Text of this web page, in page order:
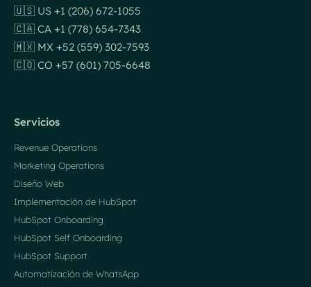
🇺🇸 US +1 (206) 672-1055
🇨🇦 CA +1 (778) 654-7343
🇲🇽 MX +52 (559) 302-7593
🇨🇴 CO +57 (601) 705-6648
Servicios
Revenue Operations
Marketing Operations
Diseño Web
Implementación de HubSpot
HubSpot Onboarding
HubSpot Self Onboarding
HubSpot Support
Automatización de WhatsApp